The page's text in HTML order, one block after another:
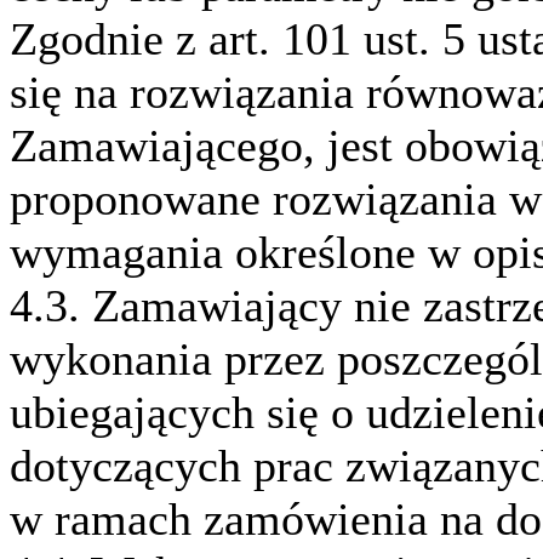
Zgodnie z art. 101 ust. 5
się na rozwiązania
Zamawiającego, jest
proponowane rozwiązania
wymagania określone w
4.3. Zamawiający nie
wykonania przez
ubiegających się o
dotyczących prac
w ramach zamówienia na